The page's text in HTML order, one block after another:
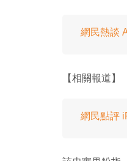
網民熱談
【相關報道】
網民點評